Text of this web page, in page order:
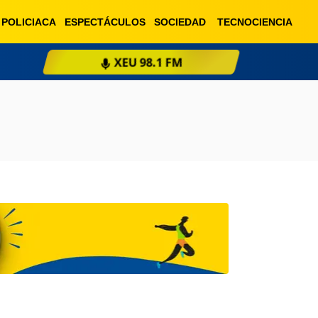
POLICIACA ESPECTÁCULOS SOCIEDAD TECNOCIENCIA
XEU 98.1 FM